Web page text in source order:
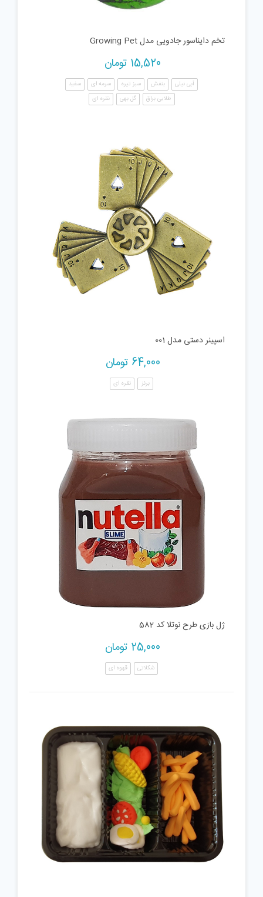
تخم دایناسور جادویی مدل Growing Pet
15,520 تومان
آبی نیلی بنفش سبز تیره سرمه ای
سفید
طلایی براق
گل بهی نقره ای
اسپینر دستی مدل 001
64,000 تومان
برنز نقره ای
ژل بازی طرح نوتلا کد 582
25,000 تومان
شکلاتی قهوه ای